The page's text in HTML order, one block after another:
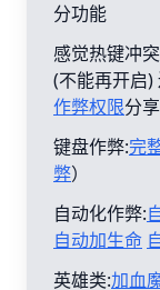
分功能
感觉热键冲
(不能再开启)
作弊权限分
键盘作弊:完
弊）
自动化作弊:
自动加生命
英雄类:加血